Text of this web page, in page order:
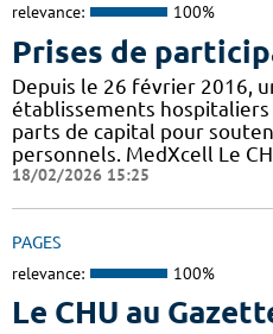
relevance: 100%
Prises de
Depuis le 26 février 2016,
établissements
parts de capital pour
personnels. MedXcell Le
18/02/2026 15:25
PAGES
relevance: 100%
Le CHU au